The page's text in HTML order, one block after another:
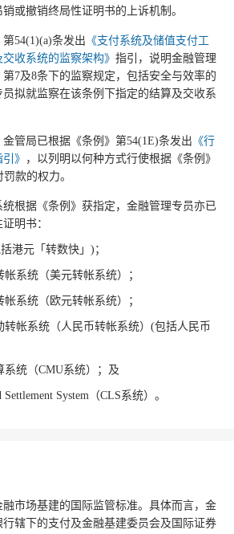
或撤销终局性证明书的上诉机制。
54(1)(a)条发出 《支付系统及储值支付工
收系统的监察架构》 指引，说明金融管理
7及8条下的监察规定，包括安全与效率的
拟就监察在该条例下指定的结算及交收系
管局已根据《条例》第54(1E)条发出 《行
》 ，以列明以何种方式行使根据《条例》
款的权力。
根据《条例》获指定，金融管理专员亦已
明书：
港元「转数快」)；
系统（美元转帐系统）；
系统（欧元转帐系统）；
转帐系统（人民币转帐系统）(包括人民币
系统（CMU系统）；及
System（CLS系统）。
市场基建的国际监管标准。具体而言，金
辖下的支付及金融基建委员会及国际证券